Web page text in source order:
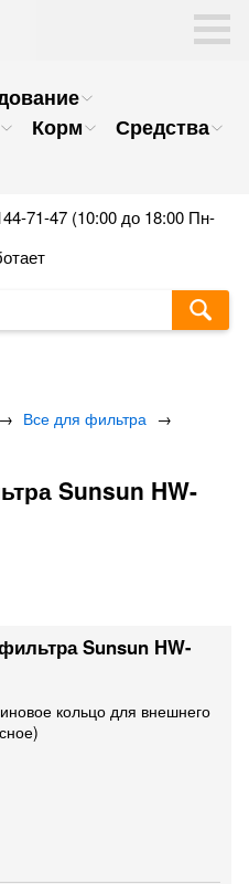
Корм
Средства
71-47 (10:00 до 18:00 Пн-
→ Все для фильтра →
Sunsun HW-
Sunsun HW-
кольцо для внешнего